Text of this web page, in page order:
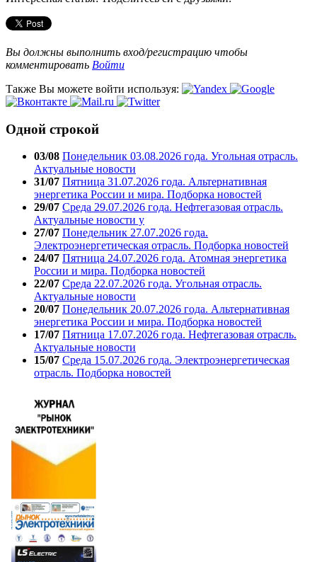
Вы должны выполнить вход/регистрацию чтобы
комментировать Войти
Также Вы можете войти используя:
Одной строкой
03/08 Понедельник 03.08.2026 года. Угольная отрасль.
Актуальные новости
31/07 Пятница 31.07.2026 года. Альтернативная
энергетика России и мира. Подборка новостей
29/07 Среда 29.07.2026 года. Нефтегазовая отрасль.
Актуальные новости у
27/07 Понедельник 27.07.2026 года.
Электроэнергетическая отрасль. Подборка новостей
24/07 Пятница 24.07.2026 года. Атомная энергетика
России и мира. Подборка новостей
22/07 Среда 22.07.2026 года. Угольная отрасль.
Актуальные новости
20/07 Понедельник 20.07.2026 года. Альтернативная
энергетика России и мира. Подборка новостей
17/07 Пятница 17.07.2026 года. Нефтегазовая отрасль.
Актуальные новости
15/07 Среда 15.07.2026 года. Электроэнергетическая
отрасль. Подборка новостей